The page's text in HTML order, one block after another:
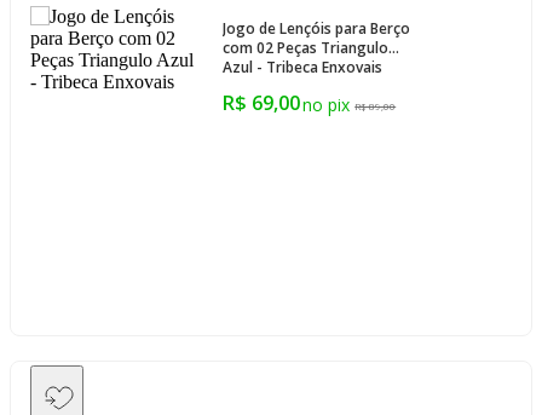
Jogo de Lençóis para Berço
com 02 Peças Triangulo
Azul - Tribeca Enxovais
R$ 69,00 R$ 89,00